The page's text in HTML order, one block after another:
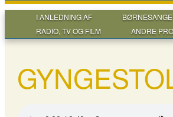
I ANLEDNING AF BØRNESANGE
RADIO, TV OG FILM
ANDRE